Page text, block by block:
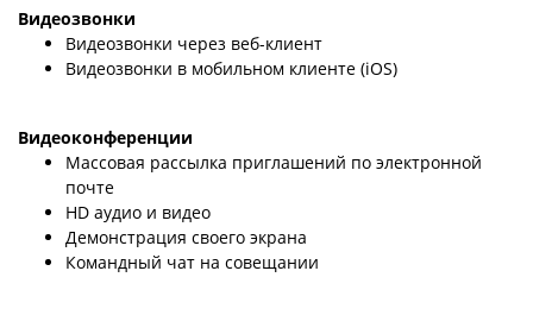
Видеозвонки
Видеозвонки через веб-клиент
Видеозвонки в мобильном клиенте (iOS)
Видеоконференции
Массовая рассылка приглашений по электронной
почте
HD аудио и видео
Демонстрация своего экрана
Командный чат на совещании